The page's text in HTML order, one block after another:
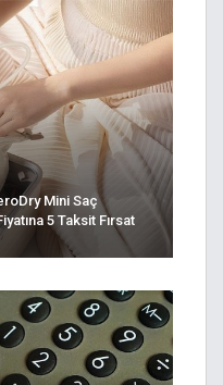
Mini Saç
5 Taksit Fırsat